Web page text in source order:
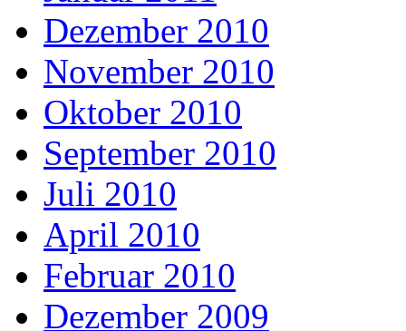
Dezember 2010
November 2010
Oktober 2010
September 2010
Juli 2010
April 2010
Februar 2010
Dezember 2009